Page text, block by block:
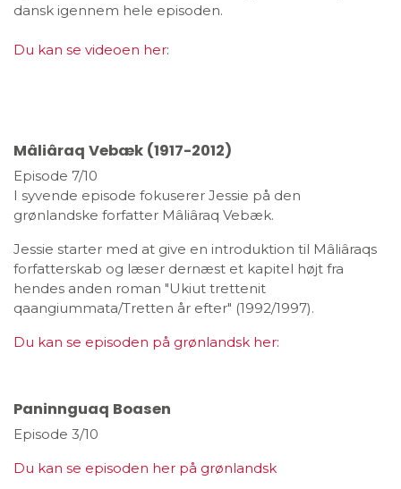
dansk igennem hele episoden.
Du kan se videoen her:
Mâliâraq Vebæk (1917-2012)
Episode 7/10
I syvende episode fokuserer Jessie på den
grønlandske forfatter Mâliâraq Vebæk.
Jessie starter med at give en introduktion til Mâliâraqs
forfatterskab og læser dernæst et kapitel højt fra
hendes anden roman "Ukiut trettenit
qaangiummata/Tretten år efter" (1992/1997).
Du kan se episoden på grønlandsk her:
Paninnguaq Boasen
Episode 3/10
Du kan se episoden her på grønlandsk